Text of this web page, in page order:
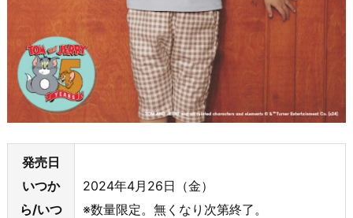
発売日
いつか
ら/いつ
2024年4月26日（金）
※数量限定。無くなり次第終了。